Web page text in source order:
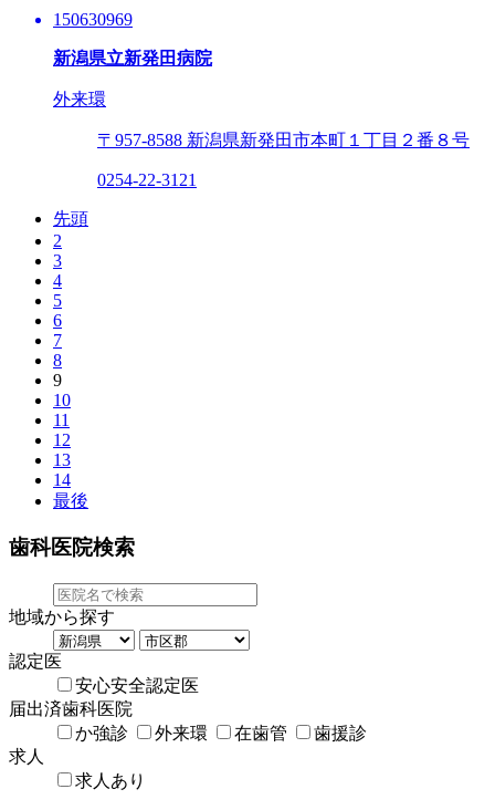
150630969
新潟県立新発田病院
外来環
〒957-8588 新潟県新発田市本町１丁目２番８号
0254-22-3121
先頭
2
3
4
5
6
7
8
9
10
11
12
13
14
最後
歯科医院検索
地域から探す
認定医
安心安全認定医
届出済歯科医院
か強診
外来環 在歯管
歯援診
求人
求人あり